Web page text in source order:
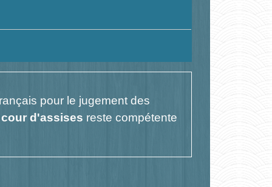
pour le jugement des
cour d'assises reste compétente